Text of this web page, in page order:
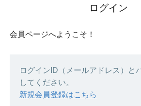
ログイン
会員ページへようこそ！
ログインID（メールアドレス）と
してください。
新規会員登録はこちら